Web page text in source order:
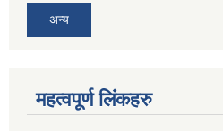
अन्य
महत्वपूर्ण लिंकहरु